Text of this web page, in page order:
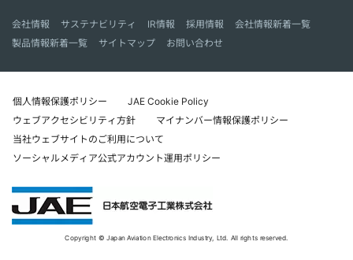
会社情報 サステナビリティ IR情報 採用情報
会社情報新着一覧
製品情報新着一覧
サイトマップ お問い合わせ
個人情報保護ポリシー
JAE Cookie Policy
ウェブアクセシビリティ方針
マイナンバー情報保護ポリシー
当社ウェブサイトのご利用について
ソーシャルメディア公式アカウント運用ポリシー
Copyright © Japan Aviation Electronics Industry, Ltd. All rights reserved.